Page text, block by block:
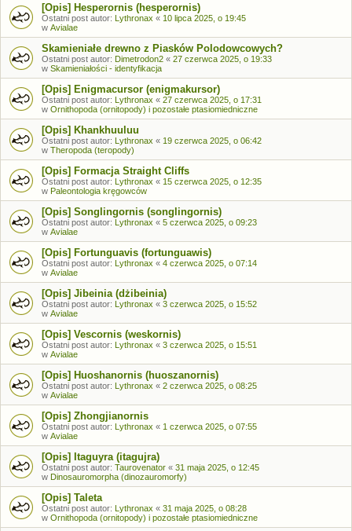
[Opis] Hesperornis (hesperornis)
Ostatni post autor: Lythronax « 10 lipca 2025, o 19:45
w Avialae
Skamieniałe drewno z Piasków Polodowcowych?
Ostatni post autor: Dimetrodon2 « 27 czerwca 2025, o 19:33
w Skamieniałości - identyfikacja
[Opis] Enigmacursor (enigmakursor)
Ostatni post autor: Lythronax « 27 czerwca 2025, o 17:31
w Ornithopoda (ornitopody) i pozostałe ptasiomiedniczne
[Opis] Khankhuuluu
Ostatni post autor: Lythronax « 19 czerwca 2025, o 06:42
w Theropoda (teropody)
[Opis] Formacja Straight Cliffs
Ostatni post autor: Lythronax « 15 czerwca 2025, o 12:35
w Paleontologia kręgowców
[Opis] Songlingornis (songlingornis)
Ostatni post autor: Lythronax « 5 czerwca 2025, o 09:23
w Avialae
[Opis] Fortunguavis (fortunguawis)
Ostatni post autor: Lythronax « 4 czerwca 2025, o 07:14
w Avialae
[Opis] Jibeinia (dżibeinia)
Ostatni post autor: Lythronax « 3 czerwca 2025, o 15:52
w Avialae
[Opis] Vescornis (weskornis)
Ostatni post autor: Lythronax « 3 czerwca 2025, o 15:51
w Avialae
[Opis] Huoshanornis (huoszanornis)
Ostatni post autor: Lythronax « 2 czerwca 2025, o 08:25
w Avialae
[Opis] Zhongjianornis
Ostatni post autor: Lythronax « 1 czerwca 2025, o 07:55
w Avialae
[Opis] Itaguyra (itagujra)
Ostatni post autor: Taurovenator « 31 maja 2025, o 12:45
w Dinosauromorpha (dinozauromorfy)
[Opis] Taleta
Ostatni post autor: Lythronax « 31 maja 2025, o 08:28
w Ornithopoda (ornitopody) i pozostałe ptasiomiedniczne